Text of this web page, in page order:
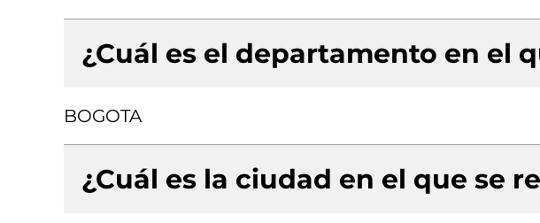
¿Cuál es el departamento en el
BOGOTA
¿Cuál es la ciudad en el que se